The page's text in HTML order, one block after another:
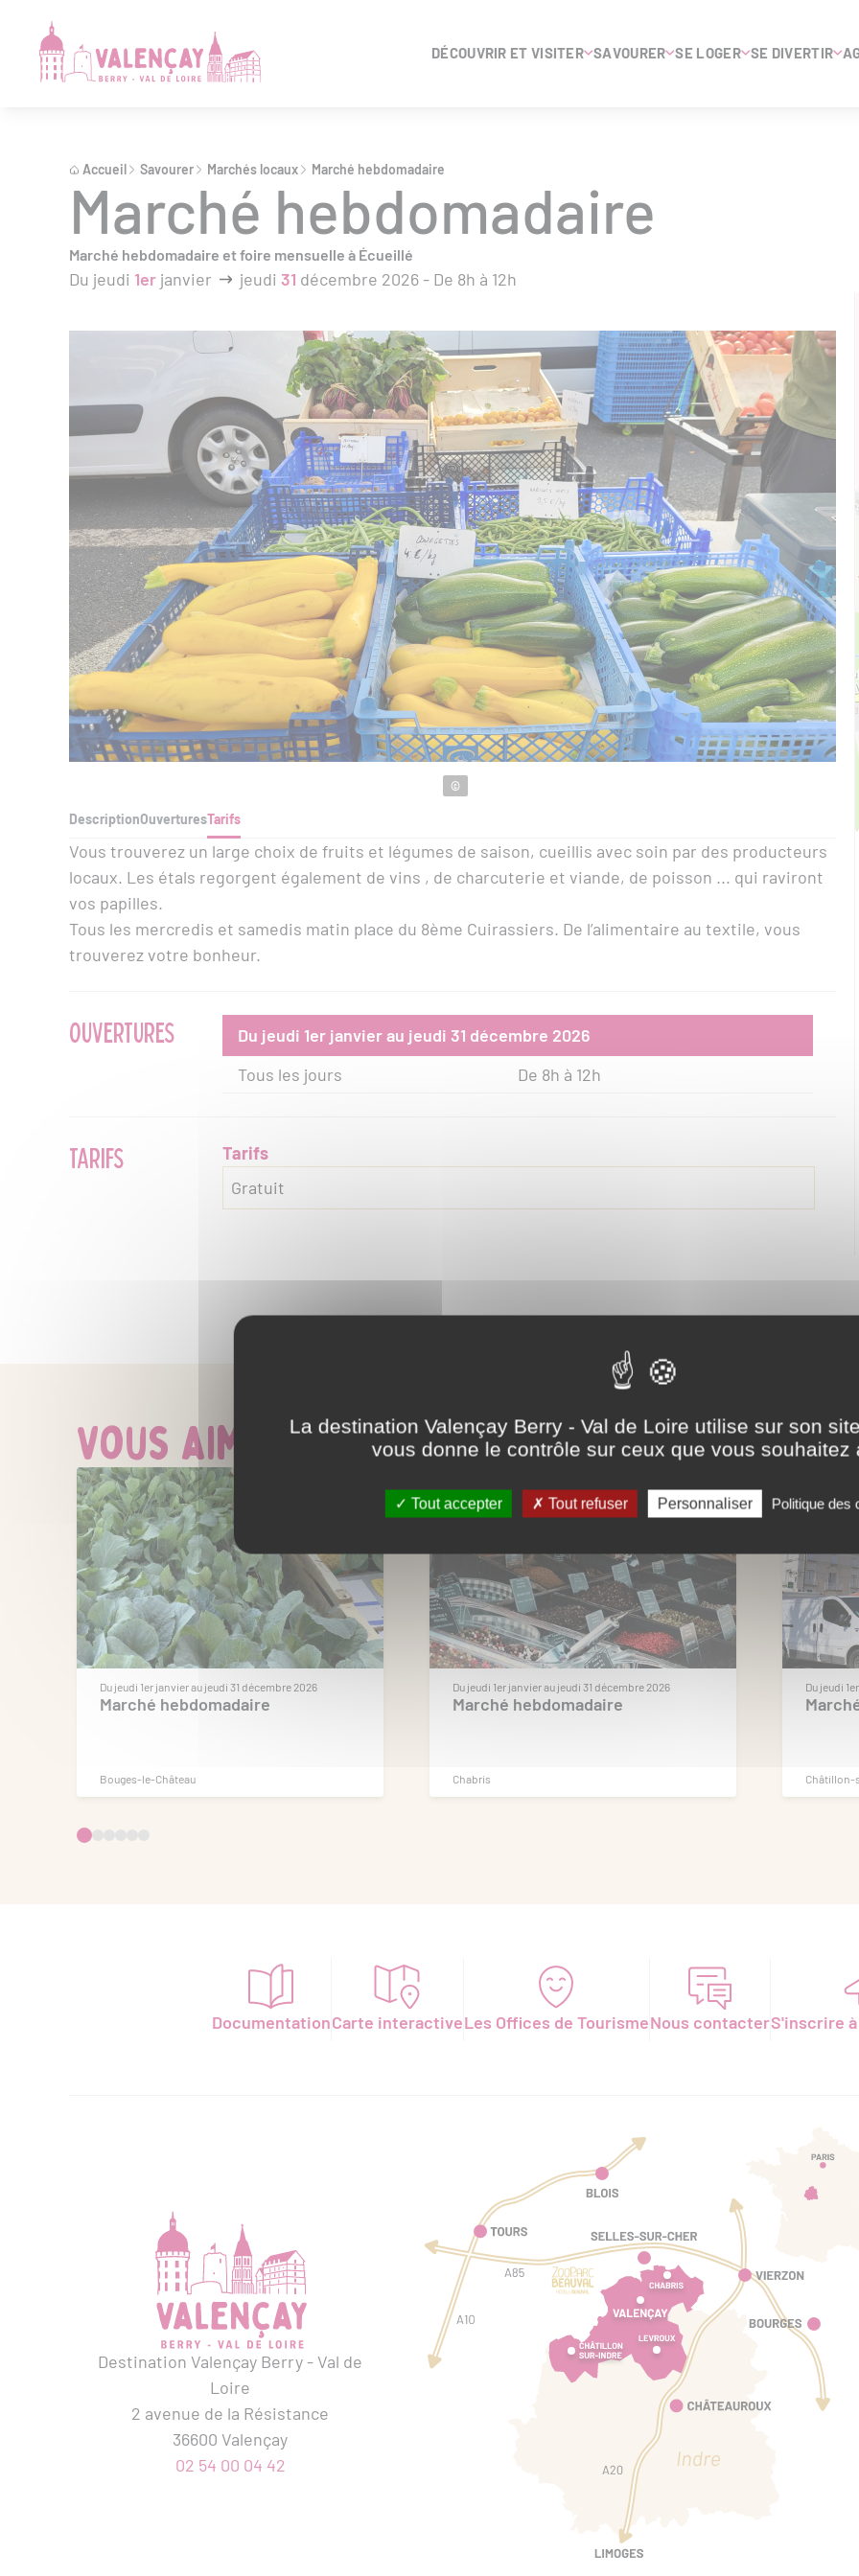
DÉCOUVRIR ET VISITER SAVOURER SE LOGER SE DIVERTIR
Accueil Savourer Marchés locaux Marché hebdomadaire
Marché hebdomadaire
Marché hebdomadaire et foire mensuelle à Écueillé
Du jeudi 1er janvier jeudi 31 décembre 2026 - De 8h à 12h
©
DescriptionOuverturesTarifs
Vous trouverez un large choix de fruits et légumes de saison, cueillis avec soin par des producteurs
locaux. Les étals regorgent également de vins , de charcuterie et viande, de poisson ... qui raviront
vos papilles.
Tous les mercredis et samedis matin place du 8ème Cuirassiers. De l’alimentaire au textile, vous
trouverez votre bonheur.
OUVERTURES
Du jeudi 1er janvier au jeudi 31 décembre 2026
Tous les jours
De 8h à 12h
TARIFS
Tarifs
Gratuit
Vous aimerez aussi...
Du jeudi 1er janvier au jeudi 31 décembre 2026
Marché hebdomadaire
Bouges-le-Château
Du jeudi 1er janvier au jeudi 31 décembre 2026
Marché hebdomadaire
Chabris
Du jeudi
Châtillon-
DocumentationCarte interactiveLes Offices de TourismeNous contacterS'inscrire
Destination Valençay Berry - Val de
Loire
2 avenue de la Résistance
36600 Valençay
02 54 00 04 42
La destination Valençay Berry - Val de Loire utilise sur son
vous donne le contrôle sur ceux que vous souhaitez
Tout accepter Tout refuser Personnaliser Politique des